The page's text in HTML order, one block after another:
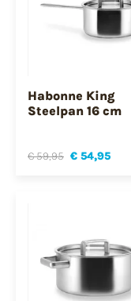
Habonne King
Steelpan 16 cm
€ 59,95 € 54,95